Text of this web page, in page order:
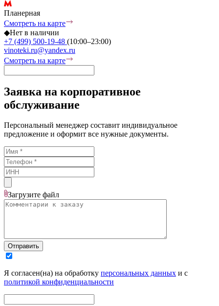
Планерная
Смотреть на карте
◆Нет в наличии
+7 (499) 500-19-48 (10:00–23:00)
vinoteki.ru@yandex.ru
Смотреть на карте
Заявка на корпоративное
обслуживание
Персональный менеджер составит индивидуальное
предложение и оформит все нужные документы.
Загрузите файл
Отправить
Я согласен(на) на обработку персональных данных и с
политикой конфиденциальности